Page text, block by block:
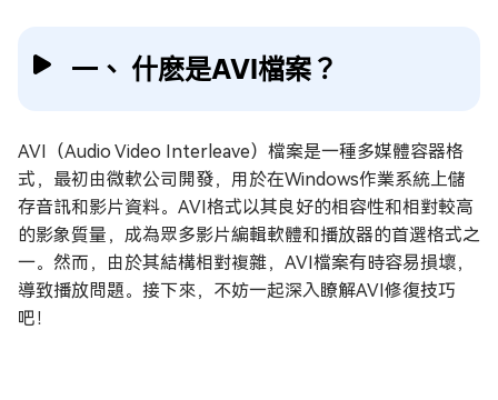
一、 什麽是AVI檔案？
AVI（Audio Video Interleave）檔案是一種多媒體容器格
式，最初由微軟公司開發，用於在Windows作業系統上儲
存音訊和影片資料。AVI格式以其良好的相容性和相對較高
的影象質量，成為眾多影片編輯軟體和播放器的首選格式之
一。然而，由於其結構相對複雜，AVI檔案有時容易損壞，
導致播放問題。接下來，不妨一起深入瞭解AVI修復技巧
吧！